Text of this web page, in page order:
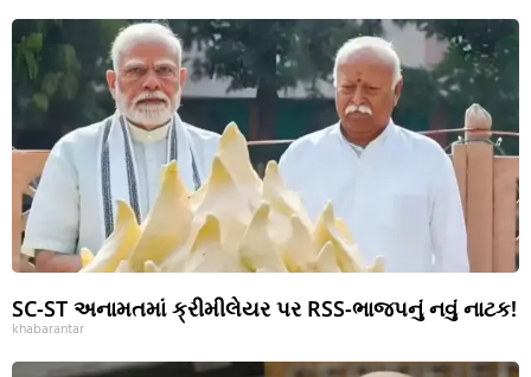
SC-ST અનામતમાં ક્રીમીલેયર પર RSS-ભાજપનું નવું નાટક!
khabarantar